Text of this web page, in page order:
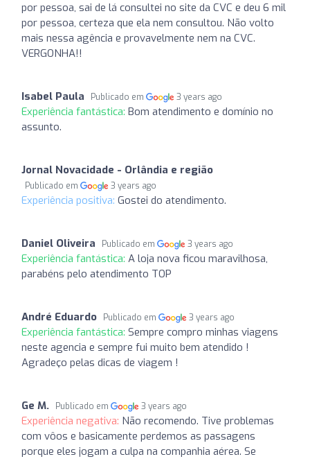
por pessoa, sai de lá consultei no site da CVC e deu 6 mil
por pessoa, certeza que ela nem consultou. Não volto
mais nessa agência e provavelmente nem na CVC.
VERGONHA!!
Isabel Paula Publicado em 3 years ago
Experiência fantástica: Bom atendimento e domínio no
assunto.
Jornal Novacidade - Orlândia e região
Publicado em 3 years ago
Experiência positiva: Gostei do atendimento.
Daniel Oliveira Publicado em 3 years ago
Experiência fantástica: A loja nova ficou maravilhosa,
parabéns pelo atendimento TOP
André Eduardo Publicado em 3 years ago
Experiência fantástica: Sempre compro minhas viagens
neste agencia e sempre fui muito bem atendido !
Agradeço pelas dicas de viagem !
Ge M. Publicado em 3 years ago
Experiência negativa: Não recomendo. Tive problemas
com vôos e basicamente perdemos as passagens
porque eles jogam a culpa na companhia aérea. Se